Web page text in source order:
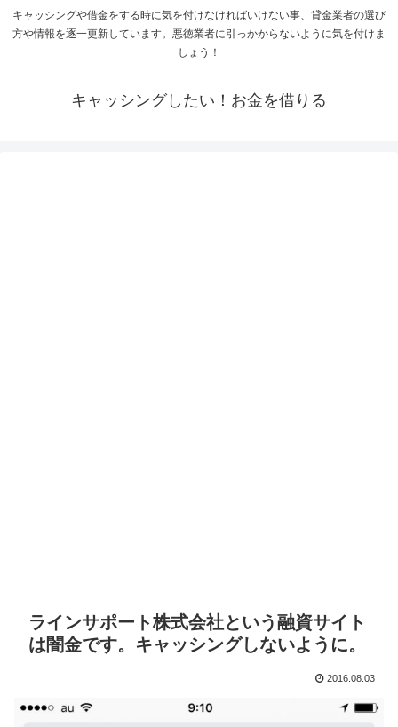
キャッシングや借金をする時に気を付けなければいけない事、貸金業者の選び
方や情報を逐一更新しています。悪徳業者に引っかからないように気を付けま
しょう！
キャッシングしたい！お金を借りる
ラインサポート株式会社という融資サイト
は闇金です。キャッシングしないように。
2016.08.03